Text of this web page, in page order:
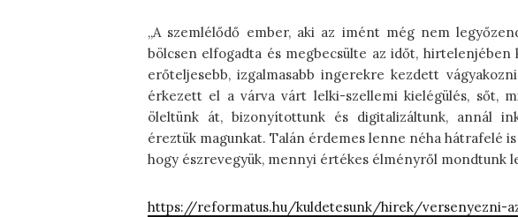
„A szemlélődő ember, aki az imént még nem
bölcsen elfogadta és megbecsülte az időt, hirtelenjében
erőteljesebb, izgalmasabb ingerekre kezdett
érkezett el a várva várt lelki-szellemi kielégülés, sőt,
öleltünk át, bizonyítottunk és digitalizáltunk, annál
éreztük magunkat. Talán érdemes lenne néha hátrafelé
hogy észrevegyük, mennyi értékes élményről mondtunk
https://reformatus.hu/kuldetesunk/hirek/versenyezni-